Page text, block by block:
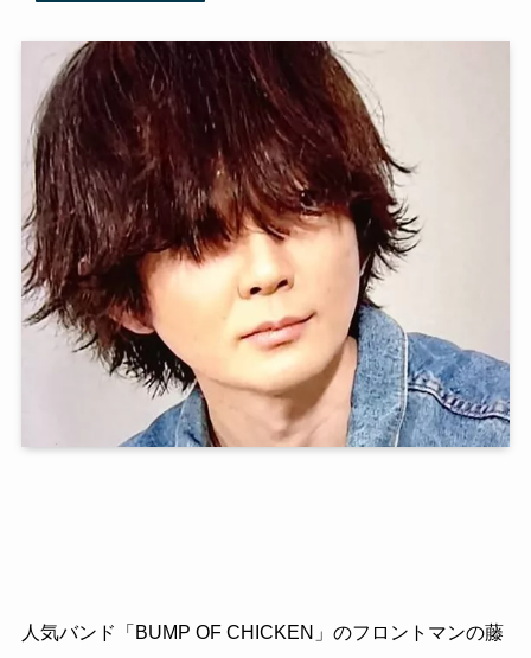
人気バンド「 BUMP OF CHICKEN 」のフロントマンの藤